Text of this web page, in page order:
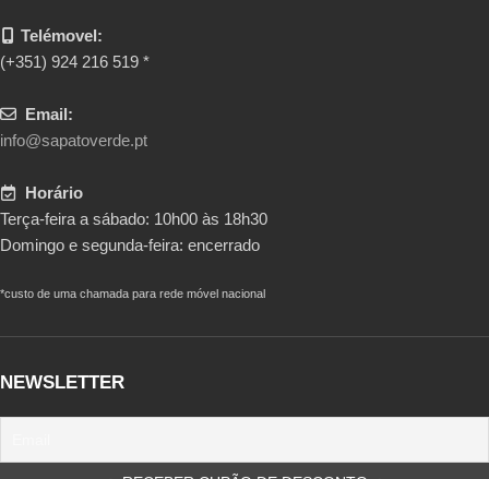
Telémovel:
(+351) 924 216 519 *
Email:
info@sapatoverde.pt
Horário
Terça-feira a sábado: 10h00 às 18h30
Domingo e segunda-feira: encerrado
*custo de uma chamada para rede móvel nacional
NEWSLETTER